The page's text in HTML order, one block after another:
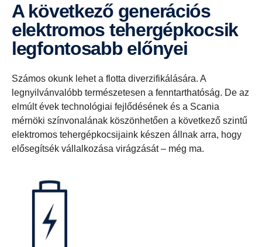
A következő generációs
elektromos tehergépkocsik
legfontosabb előnyei
Számos okunk lehet a flotta diverzifikálására. A
legnyilvánvalóbb természetesen a fenntarthatóság. De az
elmúlt évek technológiai fejlődésének és a Scania
mérnöki színvonalának köszönhetően a következő szintű
elektromos tehergépkocsijaink készen állnak arra, hogy
elősegítsék vállalkozása virágzását – még ma.